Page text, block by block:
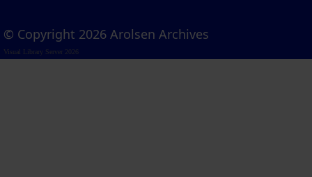
© Copyright 2026 Arolsen Archives
Visual Library Server 2026